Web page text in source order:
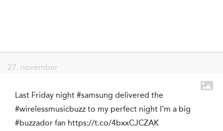
27. november
Last Friday night #samsung delivered the
#wirelessmusicbuzz to my perfect night I'm a big
#buzzador fan https://t.co/4bxxCJCZAK